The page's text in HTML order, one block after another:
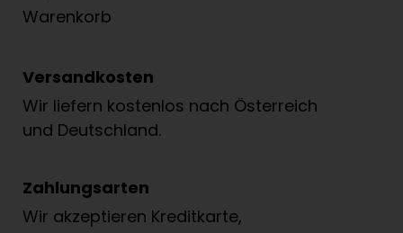
Warenkorb
Versandkosten
Wir liefern kostenlos nach Österreich
und Deutschland.
Zahlungsarten
Wir akzeptieren Kreditkarte,